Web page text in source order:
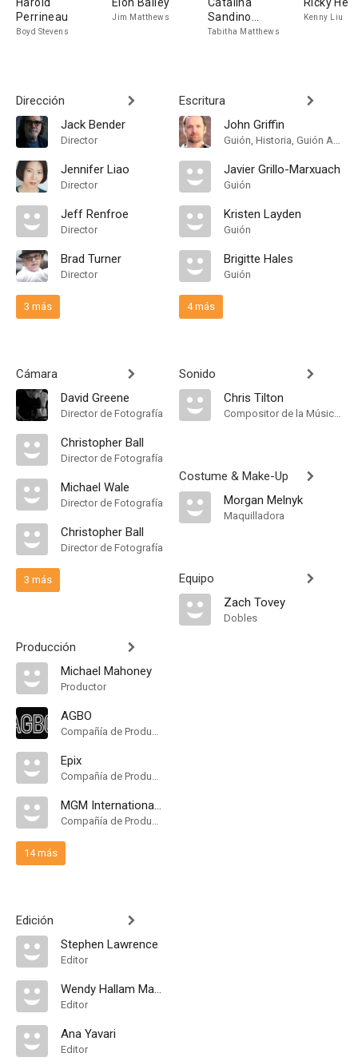
Perrineau
Boyd Stevens
Jim Matthews
Sandino
Moreno
Tabitha Matthews
Kenny Liu
Dirección
Jack Bender
Director
Jennifer Liao
Director
Jeff Renfroe
Director
Brad Turner
Director
3 más
Cámara
David Greene
Director de Fotografía
Christopher Ball
Director de Fotografía
Michael Wale
Director de Fotografía
Christopher Ball
Director de Fotografía
3 más
Producción
Michael Mahoney
Productor
AGBO
Compañía de Produccion
Epix
Compañía de Produccion
MGM International TV Productions
Compañía de Produccion
14 más
Edición
Stephen Lawrence
Editor
Wendy Hallam Martin
Editor
Ana Yavari
Editor
Escritura
John Griffin
Guión, Historia, Guión Adaptado
Javier Grillo-Marxuach
Guión
Kristen Layden
Guión
Brigitte Hales
Guión
4 más
Sonido
Chris Tilton
Compositor de la Música Original
Costume & Make-Up
Morgan Melnyk
Maquilladora
Equipo
Zach Tovey
Dobles